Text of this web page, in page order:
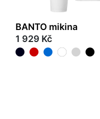
BANTO mikina
1 929 Kč